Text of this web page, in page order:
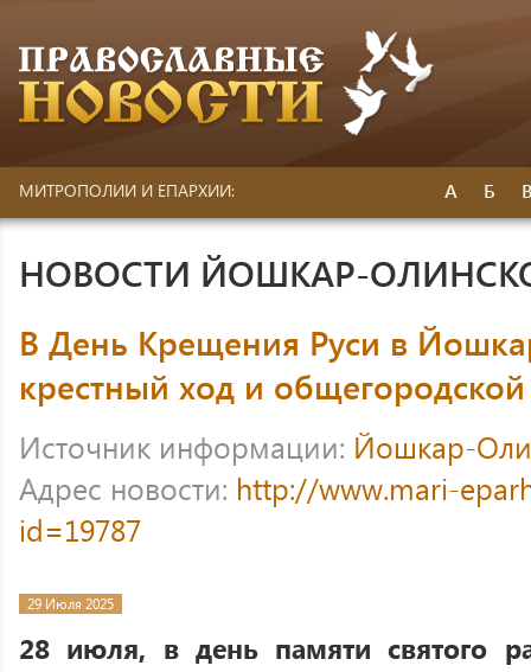
МИТРОПОЛИИ И ЕПАРХИИ: А Б
НОВОСТИ ЙОШКАР-
В День Крещения Руси в
крестный ход и
Источник информации: Йошкар-
Адрес новости: http://www.mari-
id=19787
29 Июля 2025
28 июля, в день памяти святого